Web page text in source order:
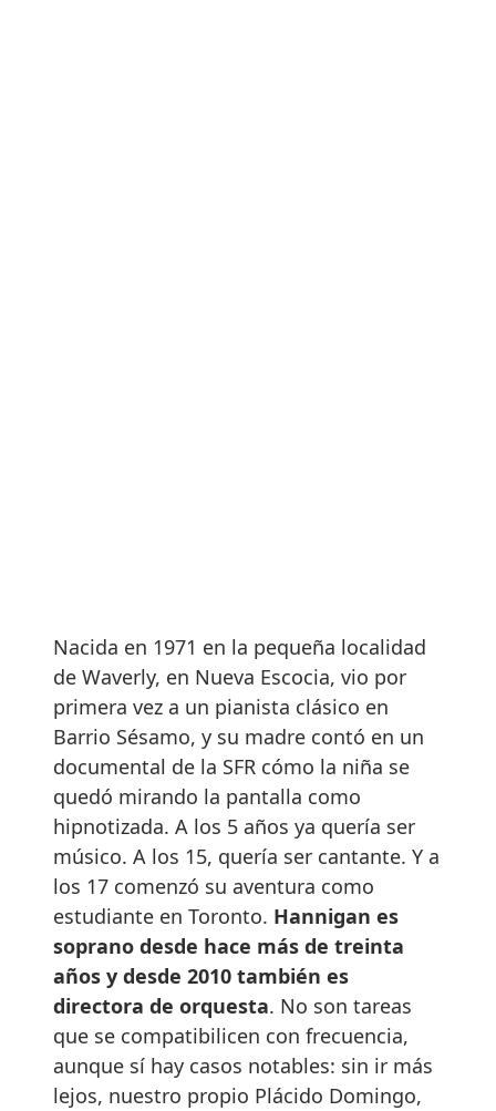
Nacida en 1971 en la pequeña localidad
de Waverly, en Nueva Escocia, vio por
primera vez a un pianista clásico en
Barrio Sésamo, y su madre contó en un
documental de la SFR cómo la niña se
quedó mirando la pantalla como
hipnotizada. A los 5 años ya quería ser
músico. A los 15, quería ser cantante. Y a
los 17 comenzó su aventura como
estudiante en Toronto. Hannigan es
soprano desde hace más de treinta
años y desde 2010 también es
directora de orquesta. No son tareas
que se compatibilicen con frecuencia,
aunque sí hay casos notables: sin ir más
lejos, nuestro propio Plácido Domingo,